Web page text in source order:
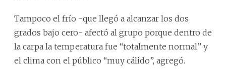
Tampoco el frío -que llegó a alcanzar los dos
grados bajo cero- afectó al grupo porque dentro de
la carpa la temperatura fue “totalmente normal” y
el clima con el público “muy cálido”, agregó.